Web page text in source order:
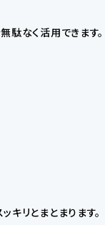
駄なく活用できます。
リとまとまります。